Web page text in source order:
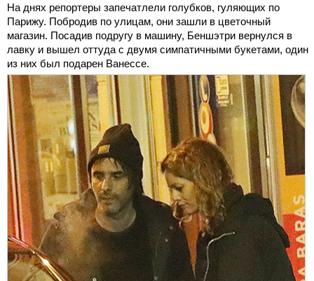
На днях репортеры запечатлели голубков, гуляющих по
Парижу. Побродив по улицам, они зашли в цветочный
магазин. Посадив подругу в машину, Беншэтри вернулся в
лавку и вышел оттуда с двумя симпатичными букетами, один
из них был подарен Ванессе.